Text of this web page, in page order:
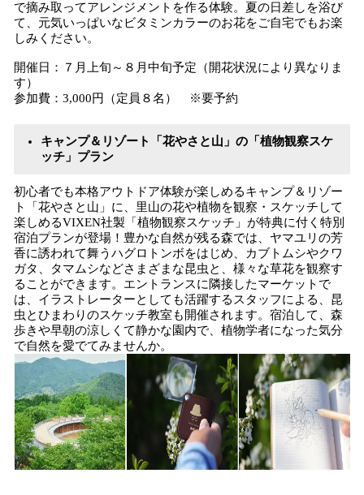
で摘み取ってアレンジメントを作る体験。夏の日差しを浴び
て、元気いっぱいなビタミンカラーのお花をご自宅でもお楽
しみください。
開催日：７月上旬～８月中旬予定（開花状況により異なりま
す）
参加費：3,000円（定員８名） ※要予約
キャンプ＆リゾート「花やさと山」の「植物観察スケ
ッチ」プラン
初心者でも本格アウトドア体験が楽しめるキャンプ＆リゾー
ト「花やさと山」に、里山の花や植物を観察・スケッチして
楽しめるVIXEN社製「植物観察スケッチ」が特典に付く特別
宿泊プランが登場！豊かな自然が残る森では、ヤマユリの芳
香に誘われて舞うハグロトンボをはじめ、カブトムシやクワ
ガタ、タマムシなどさまざまな昆虫と、様々な草花を観察す
ることができます。エントランスに隣接したマーケットで
は、イラストレーターとしても活躍するスタッフによる、昆
虫とひまわりのスケッチ教室も開催されます。宿泊して、森
歩きや早朝の涼しくて静かな園内で、植物学者になった気分
で自然を愛でてみませんか。